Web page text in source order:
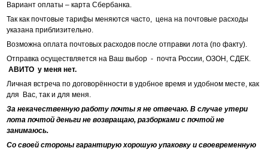
Вариант оплаты – карта Сбербанка.
Так как почтовые тарифы меняются часто, цена на почтовые расходы
указана приблизительно.
Возможна оплата почтовых расходов после отправки лота (по факту).
Отправка осуществляется на Ваш выбор - почта России, ОЗОН, СДЕК.
АВИТО у меня нет.
Личная встреча по договорённости в удобное время и удобном месте, как
для Вас, так и для меня.
За некачественную работу почты я не отвечаю. В случае утери
лота почтой деньги не возвращаю, разборками с почтой не
занимаюсь.
Со своей стороны гарантирую хорошую упаковку и своевременную